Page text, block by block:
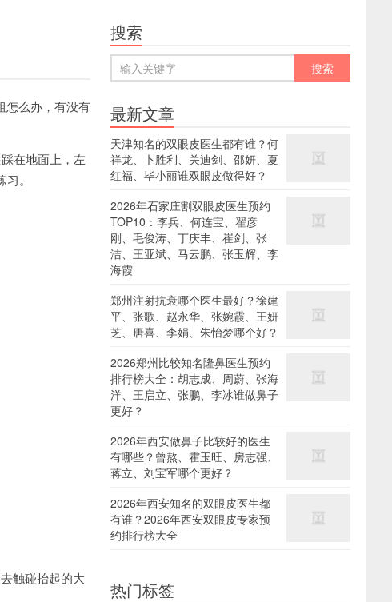
么办，有没有
在地面上，左
。
触碰抬起的大
搜索
最新文章
天津知名的双眼皮医生都有谁？何
祥龙、卜胜利、关迪剑、邵妍、夏
红福、毕小丽谁双眼皮做得好？
2026年石家庄割双眼皮医生预约
TOP10：李兵、何连宝、翟彦
刚、毛俊涛、丁庆丰、崔剑、张
洁、王亚斌、马云鹏、张玉辉、李
海霞
郑州注射抗衰哪个医生最好？徐建
平、张歌、赵永华、张婉霞、王妍
芝、唐喜、李娟、朱怡梦哪个好？
2026郑州比较知名隆鼻医生预约
排行榜大全：胡志成、周蔚、张海
洋、王启立、张鹏、李冰谁做鼻子
更好？
2026年西安做鼻子比较好的医生
有哪些？曾熬、霍玉旺、房志强、
蒋立、刘宝军哪个更好？
2026年西安知名的双眼皮医生都
有谁？2026年西安双眼皮专家预
约排行榜大全
热门标签